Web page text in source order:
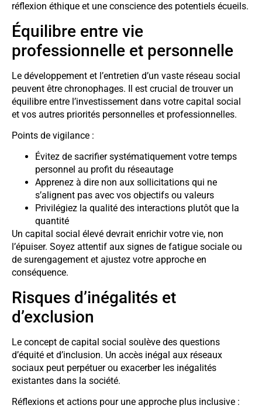
réflexion éthique et une conscience des potentiels écueils.
Équilibre entre vie
professionnelle et personnelle
Le développement et l’entretien d’un vaste réseau social
peuvent être chronophages. Il est crucial de trouver un
équilibre entre l’investissement dans votre capital social
et vos autres priorités personnelles et professionnelles.
Points de vigilance :
Évitez de sacrifier systématiquement votre temps
personnel au profit du réseautage
Apprenez à dire non aux sollicitations qui ne
s’alignent pas avec vos objectifs ou valeurs
Privilégiez la qualité des interactions plutôt que la
quantité
Un capital social élevé devrait enrichir votre vie, non
l’épuiser. Soyez attentif aux signes de fatigue sociale ou
de surengagement et ajustez votre approche en
conséquence.
Risques d’inégalités et
d’exclusion
Le concept de capital social soulève des questions
d’équité et d’inclusion. Un accès inégal aux réseaux
sociaux peut perpétuer ou exacerber les inégalités
existantes dans la société.
Réflexions et actions pour une approche plus inclusive :